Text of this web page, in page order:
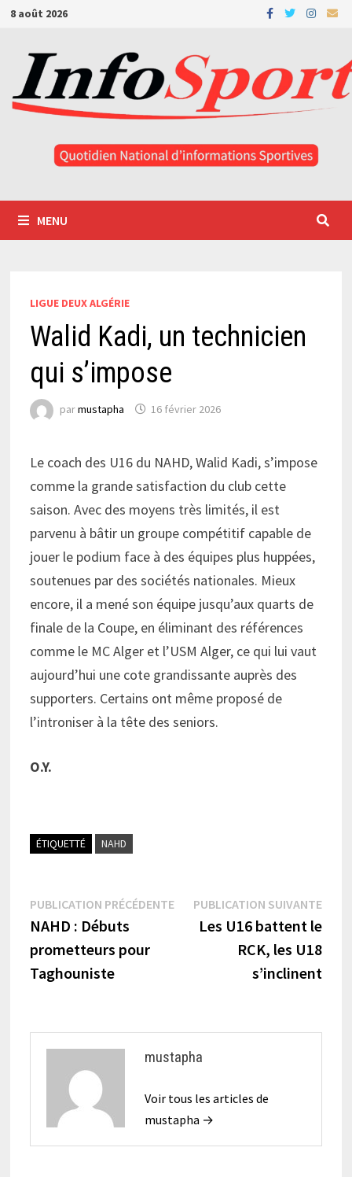
Passer
contenu
8 août 2026
MENU
LIGUE DEUX ALGÉRIE
Walid Kadi, un technicien
qui s’impose
parmustapha 16 février 2026
Le coach des U16 du NAHD, Walid Kadi, s’impose
comme la grande satisfaction du club cette
saison. Avec des moyens très limités, il est
parvenu à bâtir un groupe compétitif capable de
jouer le podium face à des équipes plus huppées,
soutenues par des sociétés nationales. Mieux
encore, il a mené son équipe jusqu’aux quarts de
finale de la Coupe, en éliminant des références
comme le MC Alger et l’USM Alger, ce qui lui vaut
aujourd’hui une cote grandissante auprès des
supporters. Certains ont même proposé de
l’introniser à la tête des seniors.
O.Y.
ÉTIQUETTÉ NAHD
Navigation
de
l’article
PUBLICATION PRÉCÉDENTEPublication
précédente :
NAHD : Débuts
prometteurs pour
Taghouniste
PUBLICATION SUIVANTE
Les U16 battent le
RCK, les U18
s’inclinent
mustapha
Voir tous les articles de
mustapha →